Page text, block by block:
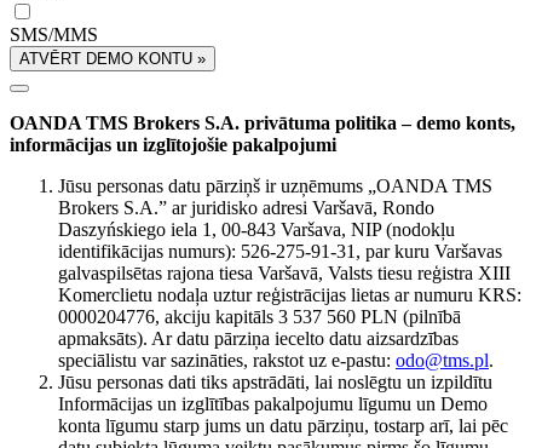
SMS/MMS
ATVĒRT DEMO KONTU »
OANDA TMS Brokers S.A. privātuma politika – demo konts,
informācijas un izglītojošie pakalpojumi
Jūsu personas datu pārziņš ir uzņēmums „OANDA TMS
Brokers S.A.” ar juridisko adresi Varšavā, Rondo
Daszyńskiego iela 1, 00-843 Varšava, NIP (nodokļu
identifikācijas numurs): 526-275-91-31, par kuru Varšavas
galvaspilsētas rajona tiesa Varšavā, Valsts tiesu reģistra XIII
Komerclietu nodaļa uztur reģistrācijas lietas ar numuru KRS:
0000204776, akciju kapitāls 3 537 560 PLN (pilnībā
apmaksāts). Ar datu pārziņa iecelto datu aizsardzības
speciālistu var sazināties, rakstot uz e-pastu: odo@tms.pl.
Jūsu personas dati tiks apstrādāti, lai noslēgtu un izpildītu
Informācijas un izglītības pakalpojumu līgumu un Demo
konta līgumu starp jums un datu pārziņu, tostarp arī, lai pēc